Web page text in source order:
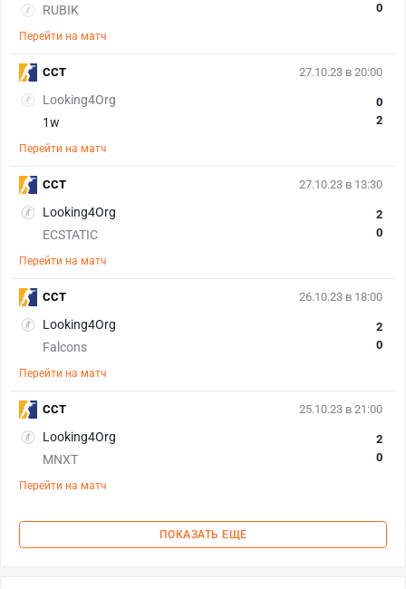
RUBIK 0
Перейти на матч
27.10.23 в 20:00
Looking4Org
1w
0
2
Перейти на матч
CCT
27.10.23 в 13:30
Looking4Org
ECSTATIC
2
0
Перейти на матч
CCT
26.10.23 в 18:00
Looking4Org
Falcons
2
0
Перейти на матч
CCT
25.10.23 в 21:00
Looking4Org
MNXT
2
0
Перейти на матч
CCT
ПОКАЗАТЬ ЕЩЕ